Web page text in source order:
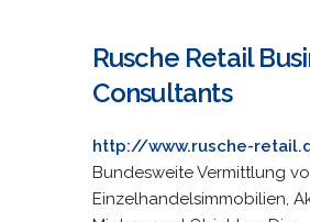
Rusche Retail
Consultants
http://www.rusche-
Bundesweite Vermittlung
Einzelhandelsimmobilien,